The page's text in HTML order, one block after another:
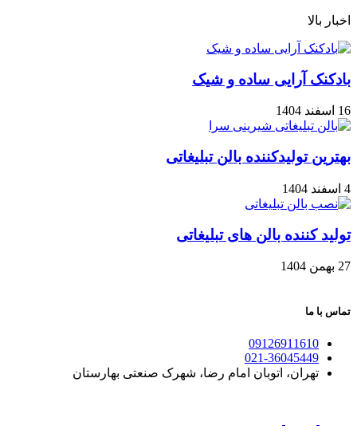
اخبار بالا
بادکنک آرایی ساده و شیک
16 اسفند 1404
بهترین تولیدکننده بالن تبلیغاتی
4 اسفند 1404
تولید کننده بالن های تبلیغاتی
27 بهمن 1404
تماس با ما
09126911610
021-36045449
تهران، اتوبان امام رضا، شهرک صنعتی بهارستان